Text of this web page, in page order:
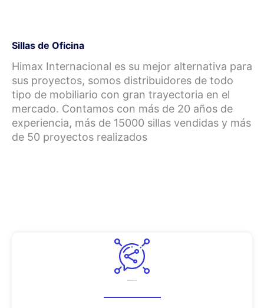
Sillas de Oficina
Himax Internacional es su mejor alternativa para
sus proyectos, somos distribuidores de todo
tipo de mobiliario con gran trayectoria en el
mercado. Contamos con más de 20 años de
experiencia, más de 15000 sillas vendidas y más
de 50 proyectos realizados